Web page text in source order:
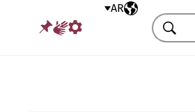
اللغة المختارةAR
بحث